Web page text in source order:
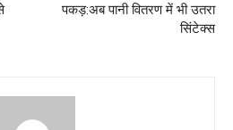
पकड़:अब पानी वितरण में भी उतरा
सिंटेक्स